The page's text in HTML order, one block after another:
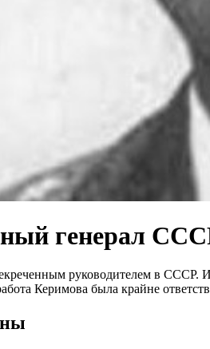
генерал
руководителем в СССР.
Керимова была крайне